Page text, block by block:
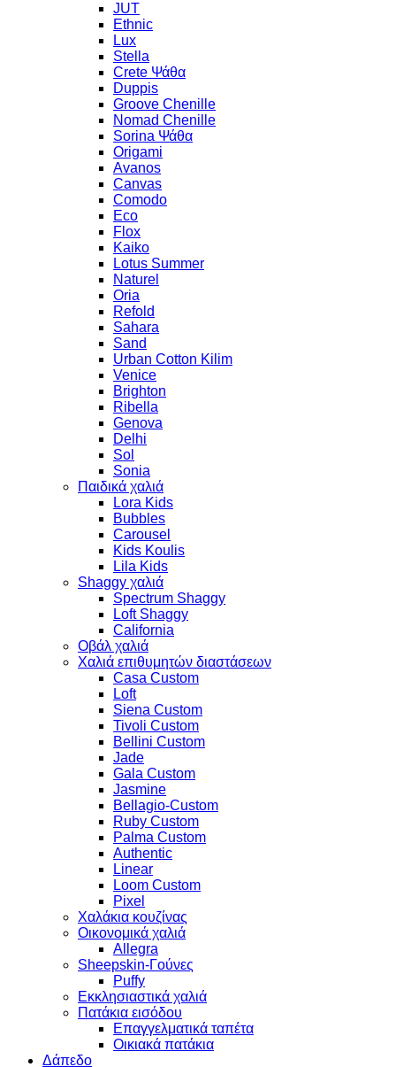
JUT
Ethnic
Lux
Stella
Crete Ψάθα
Duppis
Groove Chenille
Nomad Chenille
Sorina Ψάθα
Origami
Avanos
Canvas
Comodo
Eco
Flox
Kaiko
Lotus Summer
Naturel
Oria
Refold
Sahara
Sand
Urban Cotton Kilim
Venice
Brighton
Ribella
Genova
Delhi
Sol
Sonia
Παιδικά χαλιά
Lora Kids
Bubbles
Carousel
Kids Koulis
Lila Kids
Shaggy χαλιά
Spectrum Shaggy
Loft Shaggy
California
Οβάλ χαλιά
Χαλιά επιθυμητών διαστάσεων
Casa Custom
Loft
Siena Custom
Tivoli Custom
Bellini Custom
Jade
Gala Custom
Jasmine
Bellagio-Custom
Ruby Custom
Palma Custom
Authentic
Linear
Loom Custom
Pixel
Χαλάκια κουζίνας
Οικονομικά χαλιά
Allegra
Sheepskin-Γούνες
Puffy
Εκκλησιαστικά χαλιά
Πατάκια εισόδου
Επαγγελματικά ταπέτα
Οικιακά πατάκια
Δάπεδο